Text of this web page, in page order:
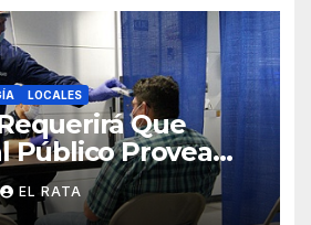
LOCALES
Que
Público Provea
A Sus
EL RATA